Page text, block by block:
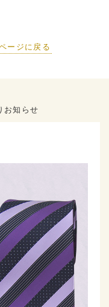
ージに戻る
お知らせ